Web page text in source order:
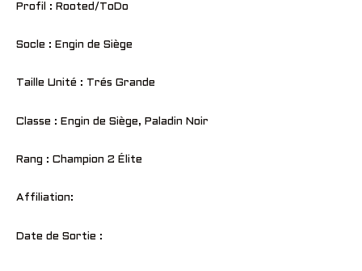
Profil : Rooted/ToDo
Socle : Engin de Siège
Taille Unité : Trés Grande
Classe : Engin de Siège, Paladin Noir
Rang : Champion 2 Élite
Affiliation:
Date de Sortie :